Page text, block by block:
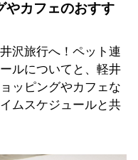
やカフェのおすす
沢旅行へ！ペット連
ルについてと、軽井
ッピングやカフェな
ムスケジュールと共